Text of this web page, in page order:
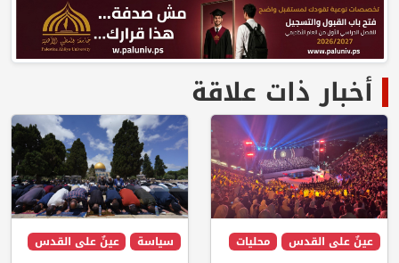
أخبار ذات علاقة
عينٌ على القدس
محليات
سياسة
عينٌ على القدس